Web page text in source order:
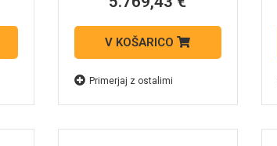
V KOŠARICO
Primerjaj z ostalimi